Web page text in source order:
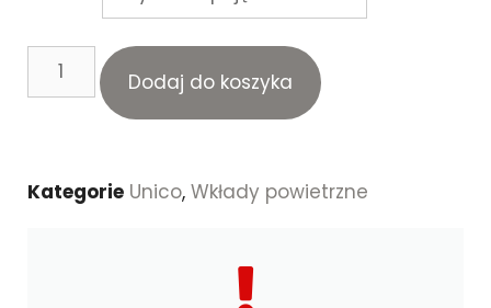
Dodaj do koszyka
Kategorie Unico, Wkłady powietrzne